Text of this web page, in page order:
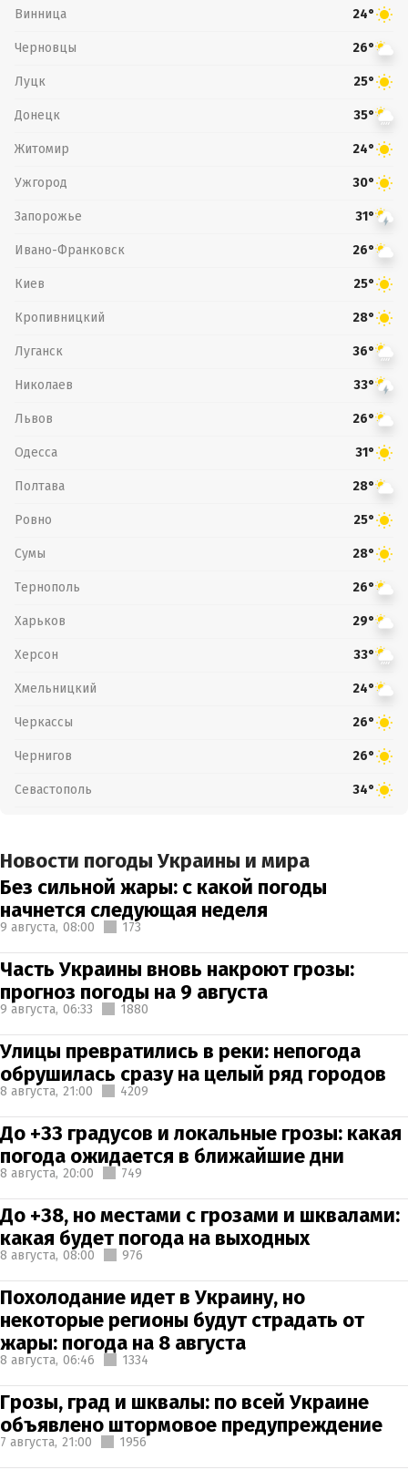
Винница 24°
Черновцы 26°
Луцк 25°
Донецк 35°
Житомир 24°
Ужгород 30°
Запорожье 31°
Ивано-Франковск 26°
Киев 25°
Кропивницкий 28°
Луганск 36°
Николаев 33°
Львов 26°
Одесса 31°
Полтава 28°
Ровно 25°
Сумы 28°
Тернополь 26°
Харьков 29°
Херсон 33°
Хмельницкий 24°
Черкассы 26°
Чернигов 26°
Севастополь 34°
Новости погоды Украины и мира
Без сильной жары: с какой погоды
начнется следующая неделя
9 августа, 08:00 173
Часть Украины вновь накроют грозы:
прогноз погоды на 9 августа
9 августа, 06:33 1880
Улицы превратились в реки: непогода
обрушилась сразу на целый ряд городов
8 августа, 21:00 4209
До +33 градусов и локальные грозы: какая
погода ожидается в ближайшие дни
8 августа, 20:00 749
До +38, но местами с грозами и шквалами:
какая будет погода на выходных
8 августа, 08:00 976
Похолодание идет в Украину, но
некоторые регионы будут страдать от
жары: погода на 8 августа
8 августа, 06:46 1334
Грозы, град и шквалы: по всей Украине
объявлено штормовое предупреждение
7 августа, 21:00 1956